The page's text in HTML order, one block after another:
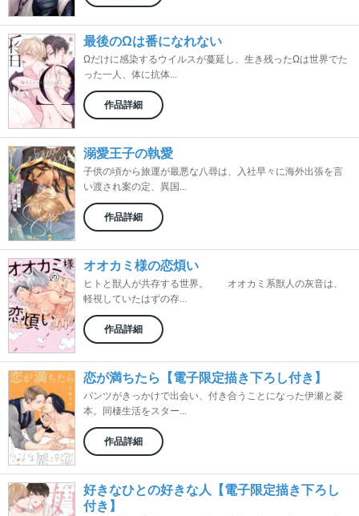
最後のΩは番になれない
Ωだけに感染するウイルスが蔓延し、生き残ったΩは世界でた
った一人、体に抗体...
作品詳細
溺愛王子の執愛
子供の頃から旅運が最悪な八尋は、入社早々に海外出張を言
い渡され案の定、異国...
作品詳細
オオカミ様の恋煩い
ヒトと獣人が共存する世界。 オオカミ系獣人の灰音は、
軽視していたはずの存...
作品詳細
恋が満ちたら【電子限定描き下ろし付き】
パンツがきっかけで出会い、付き合うことになった伊瀬と菱
本。同棲生活をスター...
作品詳細
好きなひとの好きな人【電子限定描き下ろし
付き】